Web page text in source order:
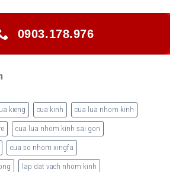
0903.178.976
kieng cua kinh cua lua nhom kinh
cua lua nhom kinh sai gon
cua so nhom xingfa
lap dat vach nhom kinh